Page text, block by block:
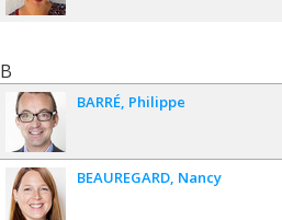
B
BARRÉ Philippe
BEAUREGARD Nancy